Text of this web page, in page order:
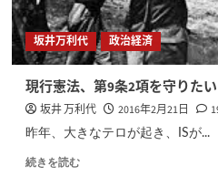
坂井万利代 政治経済
現行憲法、第9条2項を守りたい
坂井 万利代 2016年2月21日
昨年、大きなテロが起き、ISが...
続きを読む